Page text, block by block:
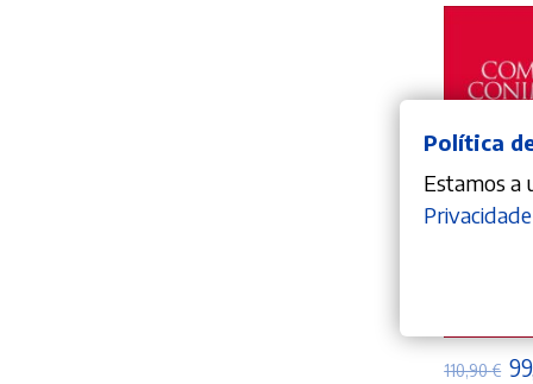
110,90€ O
Política
Estamos a
Privacidade